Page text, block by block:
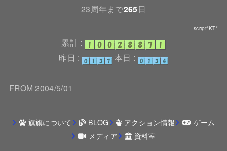
23周年まで265日
script*KT*
累計 :
昨日 :
本日 :
FROM 2004/5/01
旗旗について BLOG アクション情報
ゲーム
メディア
資料室